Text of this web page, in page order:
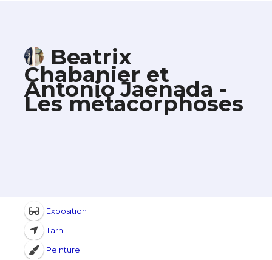
Beatrix
Chabanier et
Antonio Jaenada -
Les métacorphoses
Exposition
Tarn
Peinture